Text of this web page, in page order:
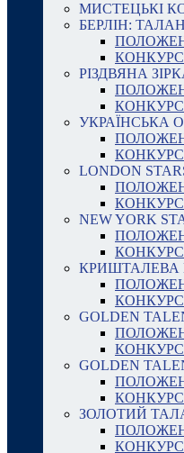
МИСТЕЦЬКІ
БЕРЛІН:
РІЗДВЯНА
УКРАЇНСЬКА
LONDON
NEW YORK
КРИШТАЛЕВА
GOLDEN
GOLDEN
ЗОЛОТИЙ